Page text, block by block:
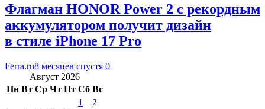
Флагман HONOR Power 2 с рекордным
аккумулятором получит дизайн
в стиле iPhone 17 Pro
Ferra.ru8 месяцев спустя 0
Август 2026
Пн Вт Ср Чт Пт Сб Вс
1
2